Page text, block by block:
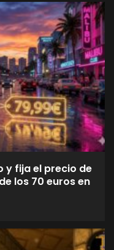
y fija el precio de
los 70 euros en